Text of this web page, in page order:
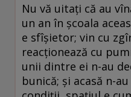
Nu vă uitați că au
un an în școala
e sfîșietor; vin cu
reacționează cu
unii dintre ei n-au
bunică; și acasă n-